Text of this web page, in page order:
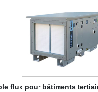
flux pour bâtiments